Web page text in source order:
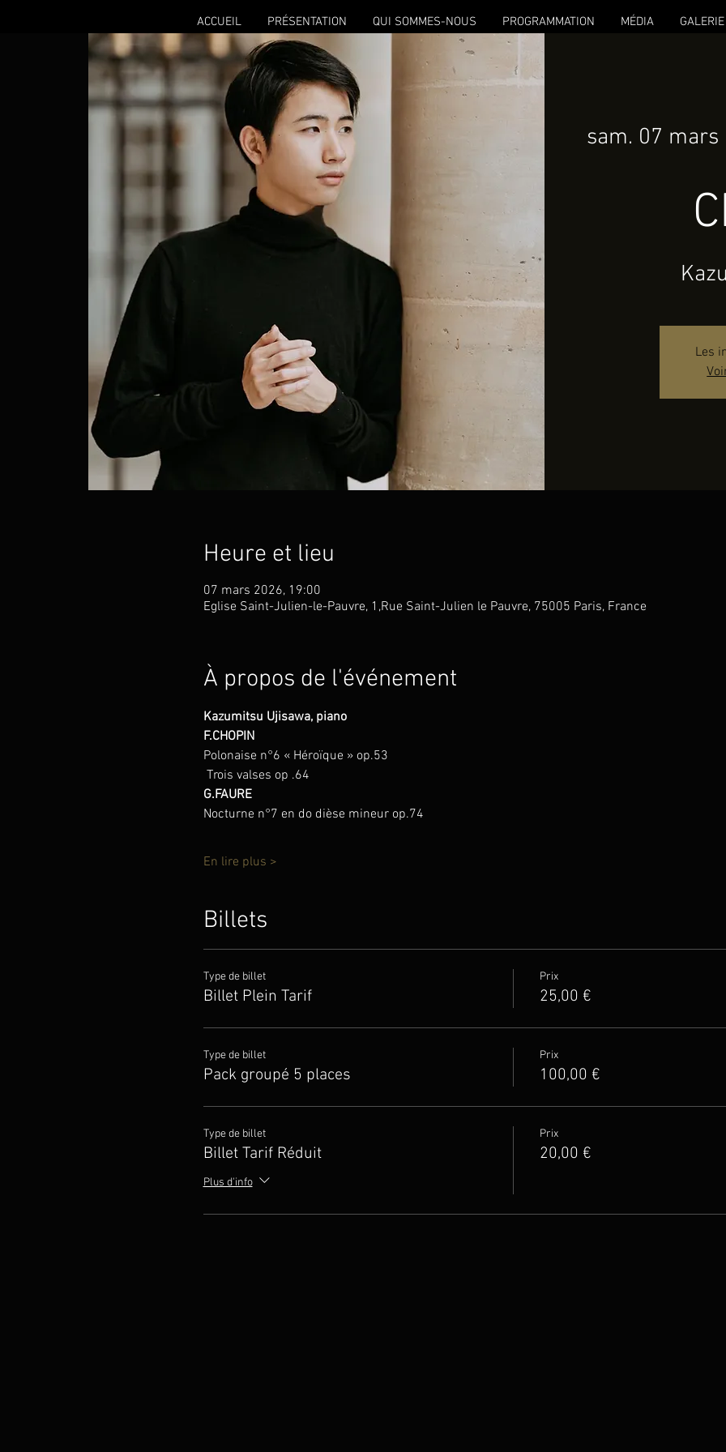
ACCUEIL PRÉSENTATION QUI SOMMES-NOUS PROGRAMMATION MÉDIA GALERIE
sam. 07 mars
Les
Heure et lieu
07 mars 2026, 19:00
Eglise Saint-Julien-le-Pauvre, 1,Rue Saint-Julien le Pauvre, 75005 Paris, France
À propos de l'événement
Kazumitsu Ujisawa, piano
F.CHOPIN
Polonaise n°6 « Héroïque » op.53
Trois valses op .64
G.FAURE
Nocturne n°7 en do dièse mineur op.74
En lire plus >
Billets
Type de billet
Billet Plein Tarif
Prix
25,00 €
Type de billet
Pack groupé 5 places
Prix
100,00 €
Type de billet
Billet Tarif Réduit
Plus d'info
Prix
20,00 €